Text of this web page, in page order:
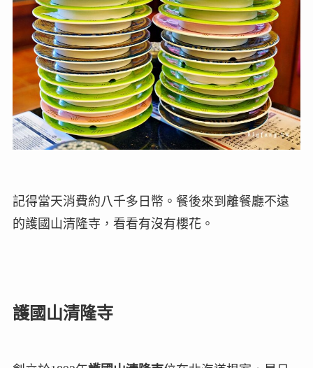
記得當天消費約八千多日幣。餐後來到離餐廳不遠
的護國山清隆寺，看看有沒有櫻花。
護國山清隆寺